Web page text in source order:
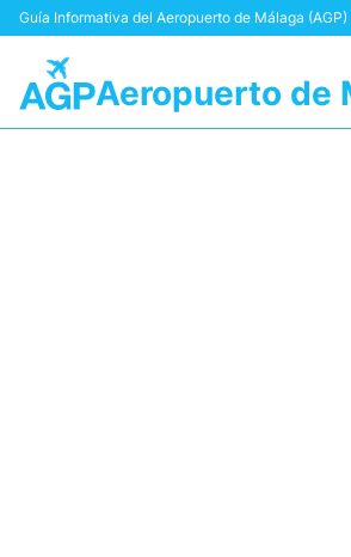
Guía Informativa del Aeropuerto de Málaga
Aeropuerto de